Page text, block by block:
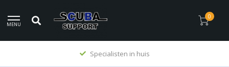
MENU
0
Premium producten